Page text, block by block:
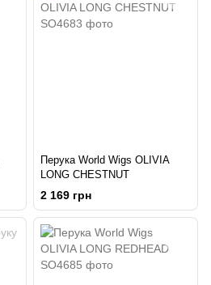
Перука World Wigs OLIVIA
LONG CHESTNUT
2 169 грн